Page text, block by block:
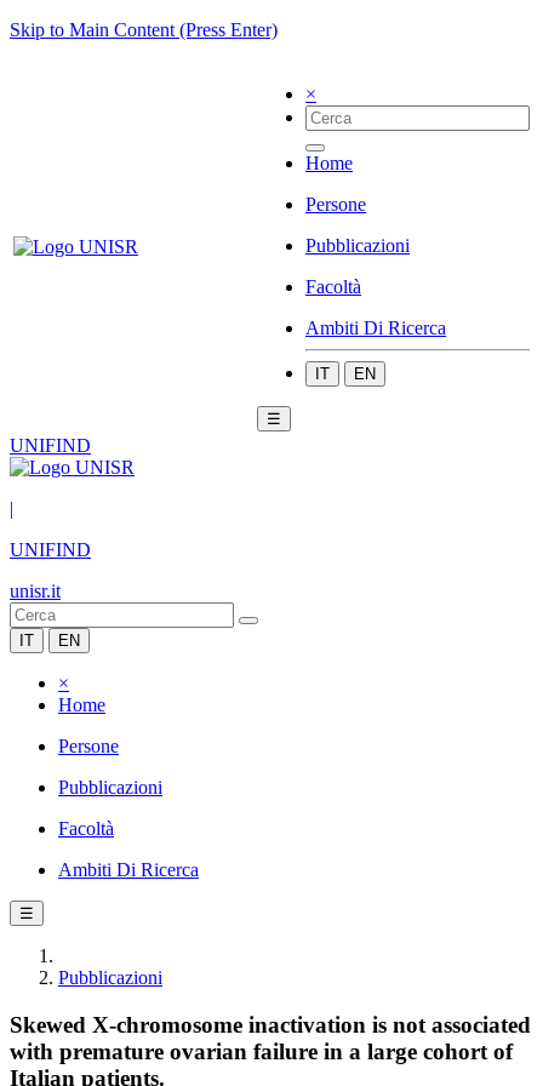
Skip to Main Content (Press Enter)
×
Home
Persone
Pubblicazioni
Facoltà
Ambiti Di Ricerca
IT EN
☰
UNIFIND
|
UNIFIND
unisr.it
IT EN
×
Home
Persone
Pubblicazioni
Facoltà
Ambiti Di Ricerca
☰
Pubblicazioni
Skewed X-chromosome inactivation is not associated
with premature ovarian failure in a large cohort of
Italian patients.